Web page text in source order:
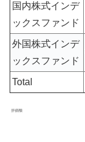
国内株式インデ
ックスファンド
外国株式インデ
ックスファンド
Total